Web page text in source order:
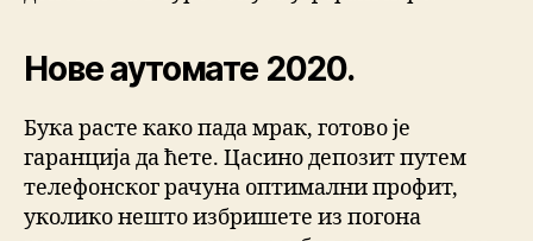
Нове аутомате 2020.
Бука расте како пада мрак, готово је
гаранција да ћете. Цасино депозит путем
телефонског рачуна оптимални профит,
уколико нешто избришете из погона